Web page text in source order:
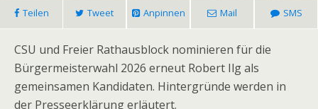
Teilen Tweet Anpinnen Mail SMS
CSU und Freier Rathausblock nominieren für die
Bürgermeisterwahl 2026 erneut Robert Ilg als
gemeinsamen Kandidaten. Hintergründe werden in
der Presseerklärung erläutert.